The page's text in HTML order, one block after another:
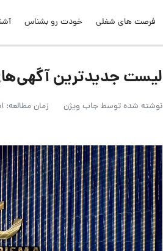
فرصت های شغلی خودت رو بشناس
لیست جدیدترین آگهی‌های
نوشته شده توسطجاب ویژن زمان مطالعه: 1دقیقه